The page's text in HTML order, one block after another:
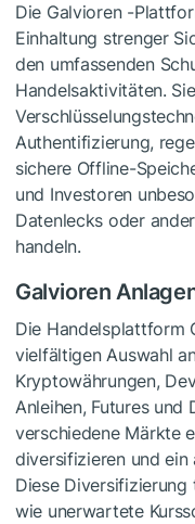
Die Galvioren -
Einhaltung strenger
den umfassenden
Handelsaktivitäten.
Authentifizierung,
sichere Offline-
und Investoren
Datenlecks oder
handeln.
Galvioren
Die Handelsplattform
vielfältigen Auswahl
Kryptowährungen,
Anleihen, Futures und
verschiedene Märkte
diversifizieren und
Diese
wie unerwartete